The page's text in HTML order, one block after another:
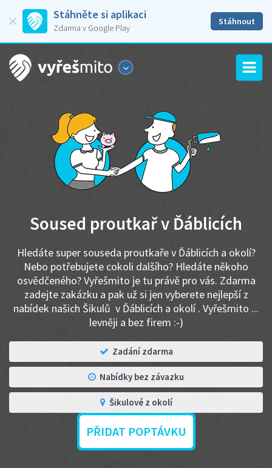
Stáhněte si aplikaci
Zdarma v Google Play
Stáhnout
Soused proutkař v Ďáblicích
Hledáte super souseda proutkaře v Ďáblicích a okolí?
Nebo potřebujete cokoli dalšího? Hledáte někoho
osvědčeného? Vyřešmito je tu právě pro vás. Zdarma
zadejte zakázku a pak už si jen vyberete nejlepší z
nabídek našich Šikulů v Ďáblicích a okolí . Vyřešmito ...
levněji a bez firem :-)
Zadání zdarma
Nabídky bez závazku
Šikulové z okolí
PŘIDAT POPTÁVKU